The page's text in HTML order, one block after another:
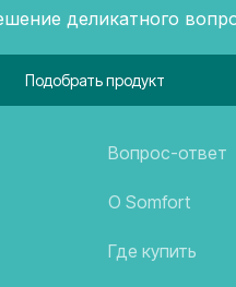
деликатного
Подобрать продукт
Вопрос-ответ
О Somfort
Где купить